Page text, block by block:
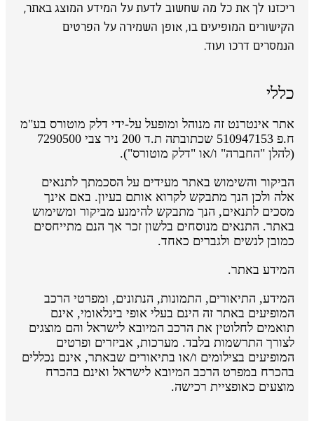
ריכזנו לך את כל מה שחשוב לדעת על המידע המוצג באתר,
הקישורים המופיעים בו, אופן השמירה על הפרטים
הנמסרים דרכו ועוד.
כללי
אתר אינטרנט זה מנוהל ומופעל על-ידי דלק מוטורס בע"מ
ח.פ 510947153 שכתובתה ת.ד 200 ניר צבי 7290500
(להלן "החברה" ו/או "דלק מוטורס").
הביקור והשימוש באתר מעידים על הסכמתך לתנאים
אלה ולכן הנך מתבקש לקרוא אותם בעיון. באם אינך
מסכים לתנאים, הנך מתבקש להימנע מביקור ומשימוש
באתר. התנאים מנוסחים בלשון זכר אך הנם מתייחסים
כמובן לנשים ולגברים כאחד.
המידע באתר.
המידע, התיאורים, התמונות, הנתונים, ומפרטי הרכב
המופיעים באתר זה הינם בעלי אופי בינלאומי, אינם
תואמים לחלוטין את הרכב המיובא לישראל והם מוצגים
לצורך התרשמות בלבד. מערכות, אביזרים ופרטים
המופיעים בצילומים ו/או בתיאורים שבאתר, אינם נכללים
בהכרח במפרט הרכב המיובא לישראל ואינם בהכרח
מוצעים כאופציית רכישה.